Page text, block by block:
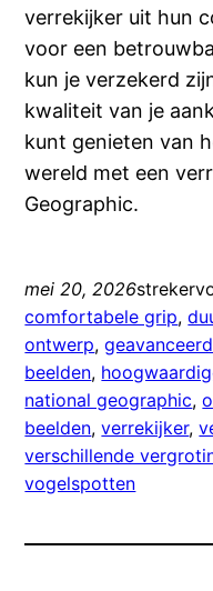
verrekijker uit hun
voor een
kun je verzekerd
kwaliteit van je
kunt genieten van
wereld met een
Geographic.
mei 20, 2026
comfortabele grip,
ontwerp,
beelden,
national geographic,
beelden, verrekijker,
verschillende
vogelspotten